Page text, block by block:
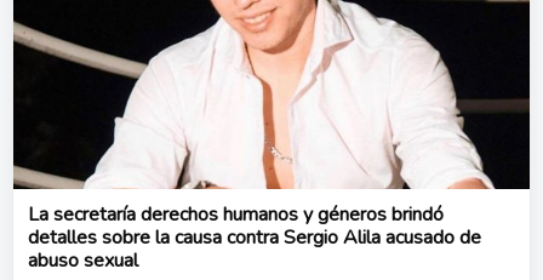
La secretaría derechos humanos y géneros brindó
detalles sobre la causa contra Sergio Alila acusado de
abuso sexual